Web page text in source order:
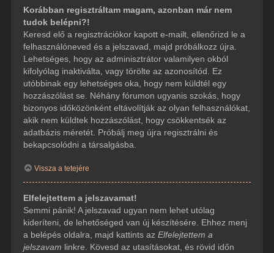
Korábban regisztráltam magam, azonban már nem
tudok belépni?!
Keresd elő a regisztrációkor kapott e-mailt, ellenőrizd le a
felhasználóneved és a jelszavad, majd próbálkozz újra.
Lehetséges, hogy az adminisztrátor valamilyen okból
kifolyólag inaktiválta, vagy törölte az azonosítód. Ez
utóbbinak egy lehetséges oka, hogy nem küldtél egy
hozzászólást se. Néhány fórumon ugyanis szokás, hogy
bizonyos időközönként eltávolítják az olyan felhasználókat,
akik nem küldtek hozzászólást, hogy csökkentsék az
adatbázis méretét. Próbálj meg újra regisztrálni és
bekapcsolódni a társalgásba.
Vissza a tetejére
Elfelejtettem a jelszavamat!
Semmi pánik! A jelszavad ugyan nem lehet utólag
kideríteni, de lehetőséged van új készítésére. Ehhez menj
a belépés oldalra, majd kattints az Elfelejtettem a
jelszavam linkre. Kövesd az utasításokat, és rövid időn